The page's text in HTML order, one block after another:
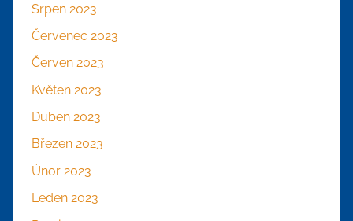
Srpen 2023
Červenec 2023
Červen 2023
Květen 2023
Duben 2023
Březen 2023
Únor 2023
Leden 2023